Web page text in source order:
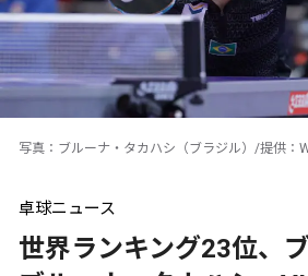
写真：ブルーナ・タカハシ（ブラジル）/提供：
卓球ニュース
世界ランキング23位、